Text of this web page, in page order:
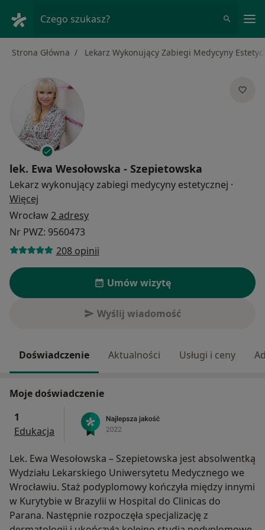
Czego szukasz?
Strona Główna Lekarz Wykonujący Zabiegi Medycyny
lek. Ewa Wesołowska - Szepietowska
Lekarz wykonujący zabiegi medycyny estetycznej ·
Więcej
Wrocław2 adresy
Nr PWZ: 9560473
208 opinii
Umów wizytę
Wyślij wiadomość
Doświadczenie Aktualności Usługi i ceny
Moje doświadczenie
1
Edukacja
Lek. Ewa Wesołowska – Szepietowska jest absolwentką
Wydziału Lekarskiego Uniwersytetu Medycznego we
Wrocławiu. Staż podyplomowy kończyła między innymi
w Kurytybie w Brazylii w Hospital do Clinicas do
Parana. Następnie rozpoczęła specjalizację z